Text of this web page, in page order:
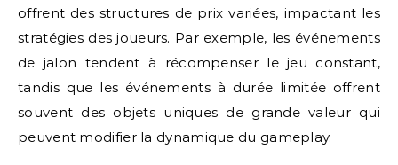
offrent des structures de prix variées, impactant les
stratégies des joueurs. Par exemple, les événements
de jalon tendent à récompenser le jeu constant,
tandis que les événements à durée limitée offrent
souvent des objets uniques de grande valeur qui
peuvent modifier la dynamique du gameplay.